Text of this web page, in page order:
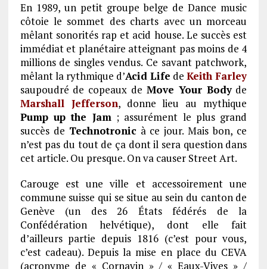
En 1989, un petit groupe belge de Dance music
côtoie le sommet des charts avec un morceau
mêlant sonorités rap et acid house. Le succès est
immédiat et planétaire atteignant pas moins de 4
millions de singles vendus. Ce savant patchwork,
mêlant la rythmique d’Acid Life deKeithFarley
saupoudré de copeaux de Move Your Bodyde
Marshall Jefferson, donne lieu au mythique
Pump up the Jam; assurément le plus grand
succès de Technotronicà ce jour. Mais bon, ce
n’est pas du tout de ça dont il sera question dans
cet article. Ou presque. On va causer Street Art.
Carouge est une ville et accessoirement une
commune suisse qui se situe au sein du canton de
Genève (un des 26 États fédérés de la
Confédération helvétique), dont elle fait
d’ailleurs partie depuis 1816 (c’est pour vous,
c’est cadeau). Depuis la mise en place du CEVA
(acronyme de « Cornavin » / « Eaux-Vives » /